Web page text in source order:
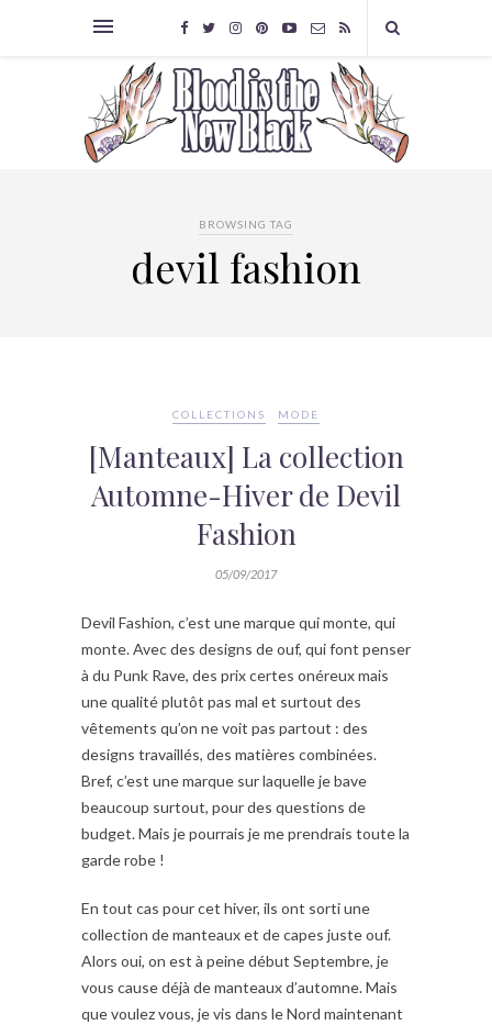
BROWSING TAG
devil fashion
COLLECTIONS MODE
[Manteaux] La collection
Automne-Hiver de Devil
Fashion
05/09/2017
Devil Fashion, c’est une marque qui monte, qui
monte. Avec des designs de ouf, qui font penser
à du Punk Rave, des prix certes onéreux mais
une qualité plutôt pas mal et surtout des
vêtements qu’on ne voit pas partout : des
designs travaillés, des matières combinées.
Bref, c’est une marque sur laquelle je bave
beaucoup surtout, pour des questions de
budget. Mais je pourrais je me prendrais toute la
garde robe !
En tout cas pour cet hiver, ils ont sorti une
collection de manteaux et de capes juste ouf.
Alors oui, on est à peine début Septembre, je
vous cause déjà de manteaux d’automne. Mais
que voulez vous, je vis dans le Nord maintenant